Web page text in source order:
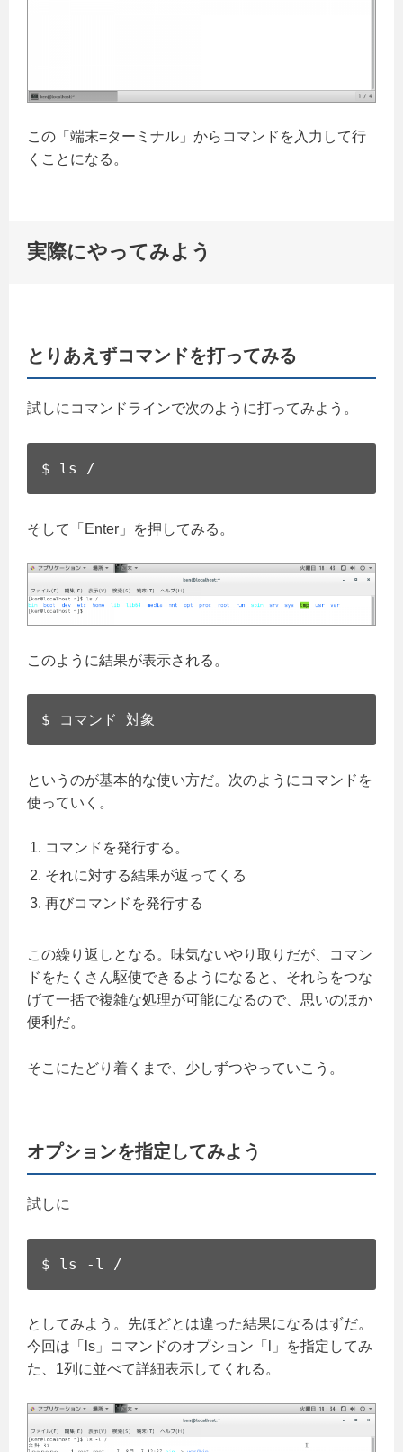
この「端末=ターミナル」からコマンドを入力して行
くことになる。
実際にやってみよう
とりあえずコマンドを打ってみる
試しにコマンドラインで次のように打ってみよう。
$ ls /
そして「Enter」を押してみる。
このように結果が表示される。
$ コマンド 対象
というのが基本的な使い方だ。次のようにコマンドを
使っていく。
コマンドを発行する。
それに対する結果が返ってくる
再びコマンドを発行する
この繰り返しとなる。味気ないやり取りだが、コマン
ドをたくさん駆使できるようになると、それらをつな
げて一括で複雑な処理が可能になるので、思いのほか
便利だ。
そこにたどり着くまで、少しずつやっていこう。
オプションを指定してみよう
試しに
$ ls -l /
としてみよう。先ほどとは違った結果になるはずだ。
今回は「ls」コマンドのオプション「l」を指定してみ
た、1列に並べて詳細表示してくれる。